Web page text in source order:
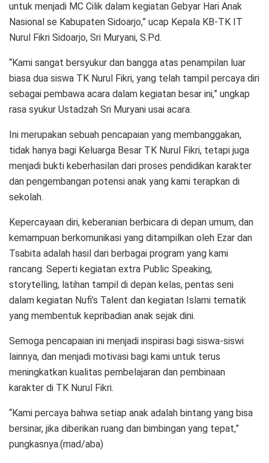
untuk menjadi MC Cilik dalam kegiatan Gebyar Hari Anak
Nasional se Kabupaten Sidoarjo,” ucap Kepala KB-TK IT
Nurul Fikri Sidoarjo, Sri Muryani, S.Pd.
“Kami sangat bersyukur dan bangga atas penampilan luar
biasa dua siswa TK Nurul Fikri, yang telah tampil percaya diri
sebagai pembawa acara dalam kegiatan besar ini,” ungkap
rasa syukur Ustadzah Sri Muryani usai acara.
Ini merupakan sebuah pencapaian yang membanggakan,
tidak hanya bagi Keluarga Besar TK Nurul Fikri, tetapi juga
menjadi bukti keberhasilan dari proses pendidikan karakter
dan pengembangan potensi anak yang kami terapkan di
sekolah.
Kepercayaan diri, keberanian berbicara di depan umum, dan
kemampuan berkomunikasi yang ditampilkan oleh Ezar dan
Tsabita adalah hasil dari berbagai program yang kami
rancang. Seperti kegiatan extra Public Speaking,
storytelling, latihan tampil di depan kelas, pentas seni
dalam kegiatan Nufi’s Talent dan kegiatan Islami tematik
yang membentuk kepribadian anak sejak dini.
Semoga pencapaian ini menjadi inspirasi bagi siswa-siswi
lainnya, dan menjadi motivasi bagi kami untuk terus
meningkatkan kualitas pembelajaran dan pembinaan
karakter di TK Nurul Fikri.
“Kami percaya bahwa setiap anak adalah bintang yang bisa
bersinar, jika diberikan ruang dan bimbingan yang tepat,”
pungkasnya.(mad/aba)